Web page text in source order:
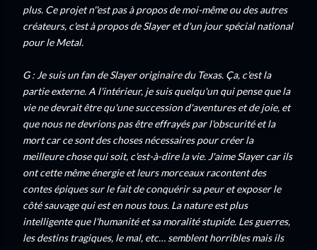
plus. Ce projet n''est pas à propos de moi-même ou des autres
créateurs, c'est à propos de Slayer et d'un jour spécial national
pour le Metal.
G : Je suis un fan de Slayer originaire du Texas. Ça, c'est la
partie externe. A l'intérieur, je suis quelqu'un qui pense que la
vie ne devrait être qu'une succession d'aventures et de joie, et
que nous ne devrions pas être effrayés par l'obscurité et la
mort car ce sont des choses nécessaires pour créer la
meilleure chose qui soit, c'est-à-dire la vie. J'aime Slayer car ils
ont cette même énergie et leurs morceaux racontent des
contes épiques sur le fait de conquérir sa peur et exposer le
côté sauvage qui est en nous tous. La nature est plus
intelligente que l'humanité et sa moralité stupide. Les guerres,
les destins tragiques, le mal, etc… semblent horribles mais ils